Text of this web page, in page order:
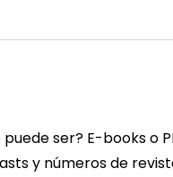
ser? E-books o
y números de